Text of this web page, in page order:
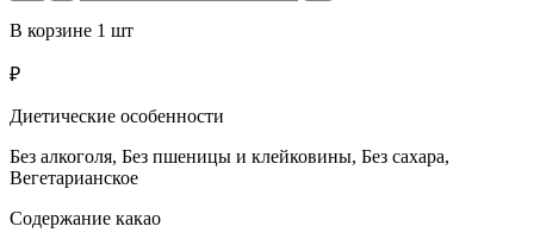
В корзине 1 шт
₽
Диетические особенности
Без алкоголя, Без пшеницы и клейковины, Без сахара,
Вегетарианское
Содержание какао